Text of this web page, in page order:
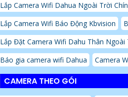
Lắp Camera Wifi Dahua Ngoài Trời
Lắp Camera Wifi Báo Động Kbvision
Lắp Đặt Camera Wifi Dahu Thân Ngoài
Báo gia camera wifi Dahua
Camera
CAMERA THEO GÓI